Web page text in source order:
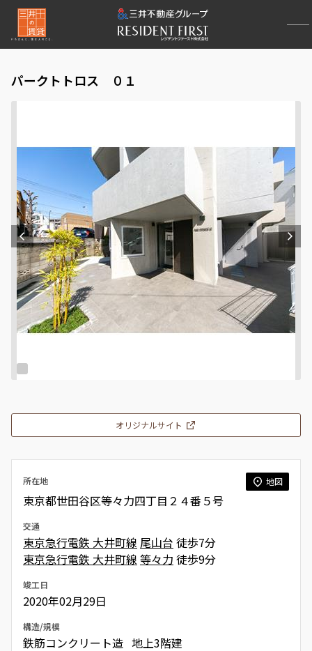
パークトトロス ０１
オリジナルサイト
所在地 地図
東京都世田谷区等々力四丁目２４番５号
交通
東京急行電鉄 大井町線 尾山台 徒歩7分
東京急行電鉄 大井町線 等々力 徒歩9分
竣工日
2020年02月29日
構造/規模
鉄筋コンクリート造 地上3階建